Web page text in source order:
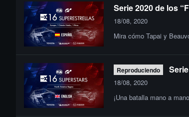
Serie 2020 de los
18/08, 2020
Mira cómo Tapai y
Reproduciendo
18/08, 2020
¡Una batalla mano a